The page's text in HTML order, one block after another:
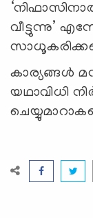
വീട്ടുന്നു’
കാര്യങ്ങൾ
യഥാവിധി